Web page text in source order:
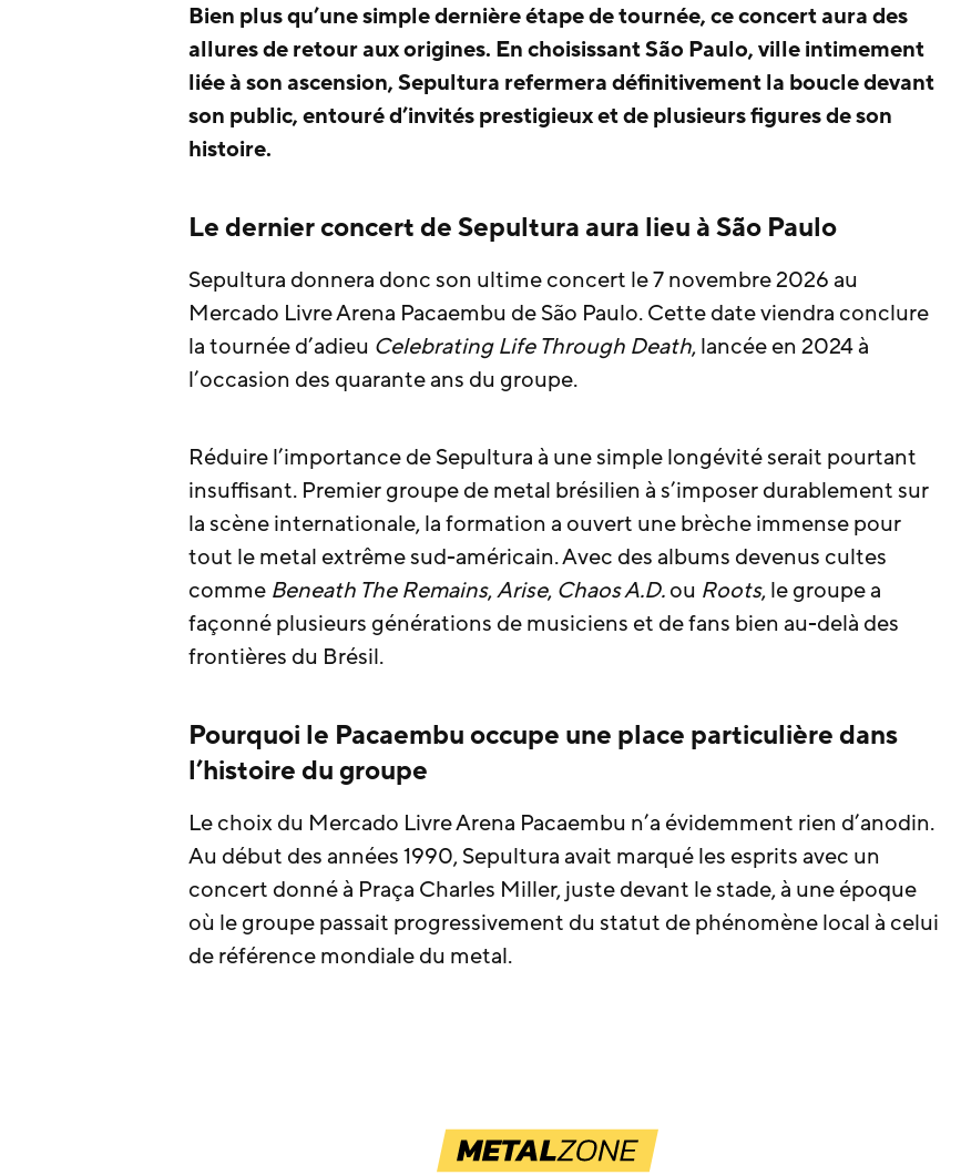
Bien plus qu’une simple dernière étape de tournée, ce concert aura des
allures de retour aux origines. En choisissant São Paulo, ville intimement
liée à son ascension, Sepultura refermera définitivement la boucle devant
son public, entouré d’invités prestigieux et de plusieurs figures de son
histoire.
Le dernier concert de Sepultura aura lieu à São Paulo
Sepultura donnera donc son ultime concert le 7 novembre 2026 au
Mercado Livre Arena Pacaembu de São Paulo. Cette date viendra conclure
la tournée d’adieu Celebrating Life Through Death, lancée en 2024 à
l’occasion des quarante ans du groupe.
Réduire l’importance de Sepultura à une simple longévité serait pourtant
insuffisant. Premier groupe de metal brésilien à s’imposer durablement sur
la scène internationale, la formation a ouvert une brèche immense pour
tout le metal extrême sud-américain. Avec des albums devenus cultes
comme Beneath The Remains,Arise, Chaos A.D.ou Roots, le groupe a
façonné plusieurs générations de musiciens et de fans bien au-delà des
frontières du Brésil.
Pourquoi le Pacaembu occupe une place particulière dans
l’histoire du groupe
Le choix du Mercado Livre Arena Pacaembu n’a évidemment rien d’anodin.
Au début des années 1990, Sepultura avait marqué les esprits avec un
concert donné à Praça Charles Miller, juste devant le stade, à une époque
où le groupe passait progressivement du statut de phénomène local à celui
de référence mondiale du metal.